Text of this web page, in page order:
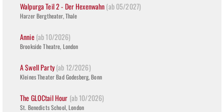
Walpurga Teil 2 - Der Hexenwahn(ab 05/2027)
Harzer Bergtheater, Thale
Annie(ab 10/2026)
Brookside Theatre, London
A Swell Party(ab 12/2026)
Kleines Theater Bad Godesberg, Bonn
The GLOCtail Hour (ab 10/2026)
St. Benedicts School, London